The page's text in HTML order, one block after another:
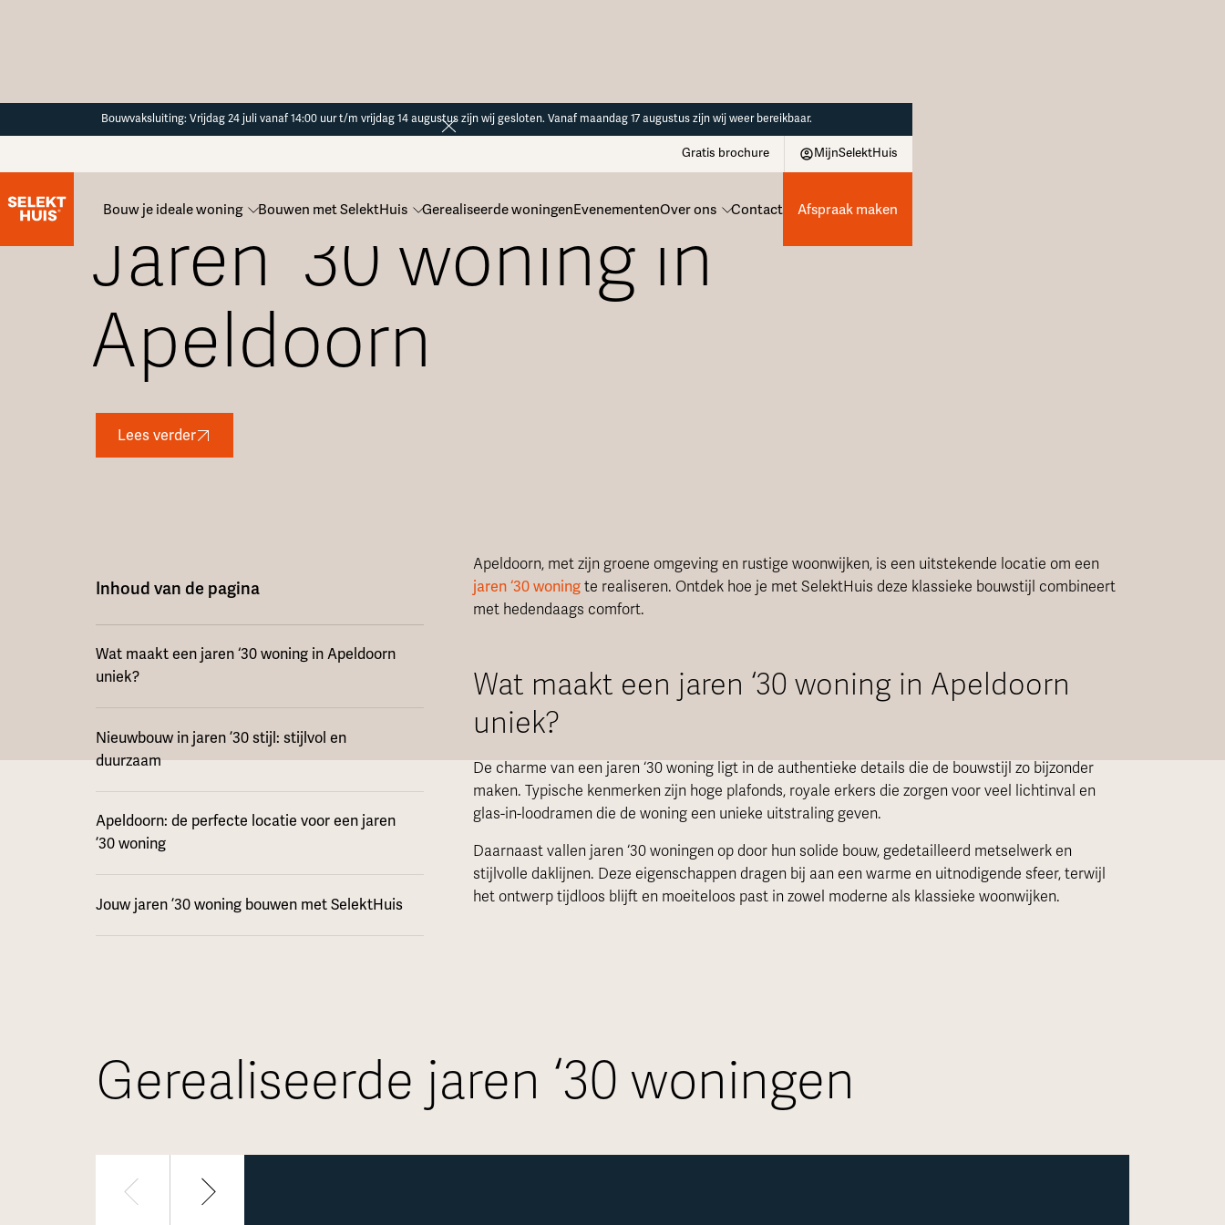
Bouwvaksluiting: Vrijdag 24 juli vanaf 14:00 uur t/m vrijdag 14 augustus zijn wij gesloten. Vanaf maandag 17 augustus zijn wij weer bereikbaar.
Bouw je ideale woning Bouwen met SelektHuis Gerealiseerde woningenEvenementenOver ons Contact
Gratis brochure MijnSelektHuis
Afspraak maken
Jaren ’30 woning in
Apeldoorn
Lees verder
Inhoud van de pagina
Wat maakt een jaren ‘30 woning in Apeldoorn
uniek?
Nieuwbouw in jaren ’30 stijl: stijlvol en
duurzaam
Apeldoorn: de perfecte locatie voor een jaren
’30 woning
Jouw jaren ’30 woning bouwen met SelektHuis
Apeldoorn, met zijn groene omgeving en rustige woonwijken, is een uitstekende locatie om een
jaren ‘30 woningte realiseren. Ontdek hoe je met SelektHuis deze klassieke bouwstijl combineert
met hedendaags comfort.
Wat maakt een jaren ‘30 woning in Apeldoorn
uniek?
De charme van een jaren ‘30 woning ligt in de authentieke details die de bouwstijl zo bijzonder
maken. Typische kenmerken zijn hoge plafonds, royale erkers die zorgen voor veel lichtinval en
glas-in-loodramen die de woning een unieke uitstraling geven.
Daarnaast vallen jaren ‘30 woningen op door hun solide bouw, gedetailleerd metselwerk en
stijlvolle daklijnen. Deze eigenschappen dragen bij aan een warme en uitnodigende sfeer, terwijl
het ontwerp tijdloos blijft en moeiteloos past in zowel moderne als klassieke woonwijken.
Gerealiseerde jaren ‘30 woningen